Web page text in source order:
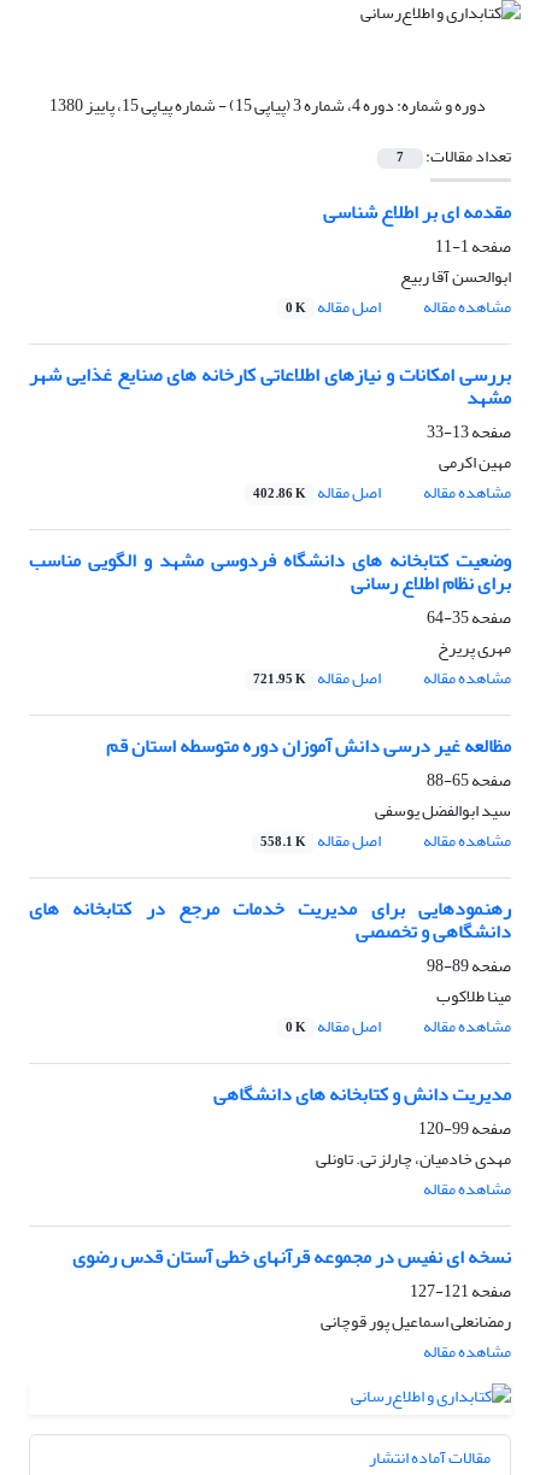
دوره و شماره:دوره 4، شماره 3 (پیاپی 15) - شماره پیاپی 15، پاییز 1380
تعداد مقالات:
7
مقدمه ای بر اطلاع شناسی
صفحه1-11
ابوالحسن آقا ربیع
مشاهده مقاله
اصل مقاله 0 K
بررسی امکانات و نیازهای اطلاعاتی کارخانه های صنایع غذایی شهر
مشهد
صفحه13-33
مهین اکرمی
مشاهده مقاله
اصل مقاله 402.86 K
وضعیت کتابخانه های دانشگاه فردوسی مشهد و الگویی مناسب
برای نظام اطلاع رسانی
صفحه35-64
مهری پریرخ
مشاهده مقاله
اصل مقاله 721.95 K
مظالعه غیر درسی دانش آموزان دوره متوسطه استان قم
صفحه65-88
سید ابوالفضل یوسفی
مشاهده مقاله
اصل مقاله 558.1 K
رهنمودهایی برای مدیریت خدمات مرجع در کتابخانه های
دانشگاهی و تخصصی
صفحه89-98
مینا طلاکوب
مشاهده مقاله
اصل مقاله 0 K
مدیریت دانش و کتابخانه های دانشگاهی
صفحه99-120
مهدی خادمیان، چارلز تی. تاونلی
مشاهده مقاله
نسخه ای نفیس در مجموعه قرآنهای خطی آستان قدس رضوی
صفحه121-127
رمضانعلی اسماعیل پور قوچانی
مشاهده مقاله
مقالات آماده انتشار